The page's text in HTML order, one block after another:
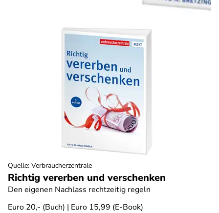
Richtig vererben und verschenken
Den eigenen Nachlass rechtzeitig regeln
Euro 20,- (Buch) | Euro 15,99 (E-Book)
Quelle: Verbraucherzentrale